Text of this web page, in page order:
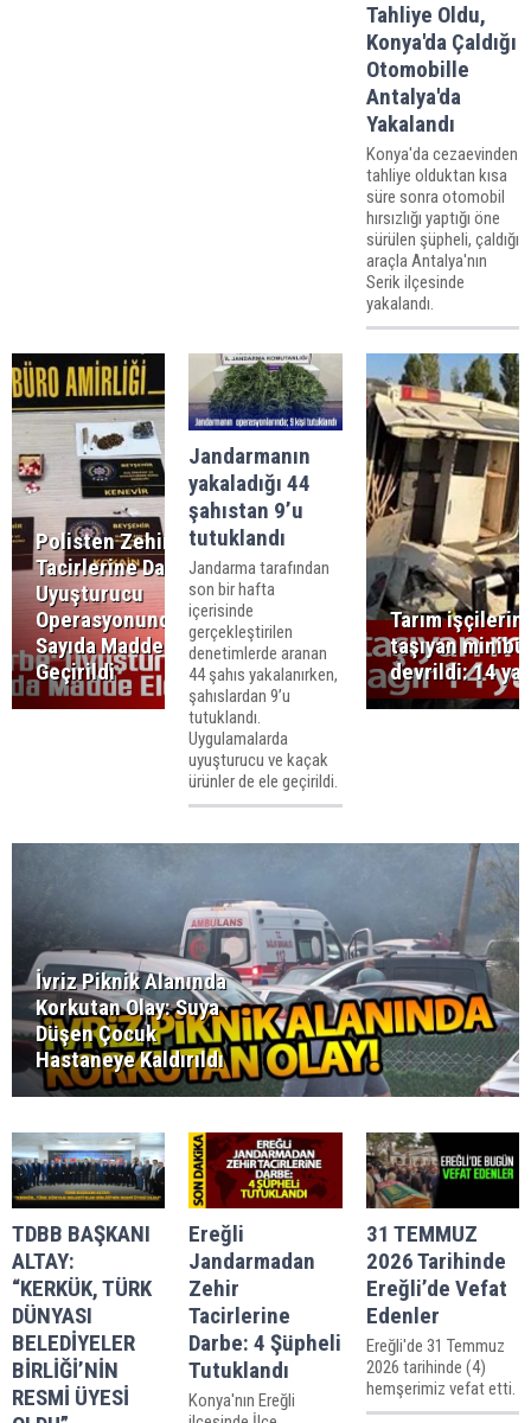
Tahliye Oldu,
Konya'da Çaldığı
Otomobille
Antalya'da
Yakalandı
Konya'da cezaevinden
tahliye olduktan kısa
süre sonra otomobil
hırsızlığı yaptığı öne
sürülen şüpheli, çaldığı
araçla Antalya'nın
Serik ilçesinde
yakalandı.
Polisten Zehir
Tacirlerine Darbe:
Uyuşturucu
Operasyonunda Çok
Sayıda Madde Ele
Geçirildi
Jandarmanın
yakaladığı 44
şahıstan 9’u
tutuklandı
Jandarma tarafından
son bir hafta
içerisinde
gerçekleştirilen
denetimlerde aranan
44 şahıs yakalanırken,
şahıslardan 9’u
tutuklandı.
Uygulamalarda
uyuşturucu ve kaçak
ürünler de ele geçirildi.
Tarım işçilerini
taşıyan
devrildi: 14
İvriz Piknik Alanında
Korkutan Olay: Suya
Düşen Çocuk
Hastaneye Kaldırıldı
TDBB BAŞKANI
ALTAY:
“KERKÜK, TÜRK
DÜNYASI
BELEDİYELER
BİRLİĞİ’NİN
RESMİ ÜYESİ
Ereğli
Jandarmadan
Zehir
Tacirlerine
Darbe: 4 Şüpheli
Tutuklandı
Konya'nın Ereğli
31 TEMMUZ
2026 Tarihinde
Ereğli’de Vefat
Edenler
Ereğli'de 31 Temmuz
2026 tarihinde (4)
hemşerimiz vefat etti.